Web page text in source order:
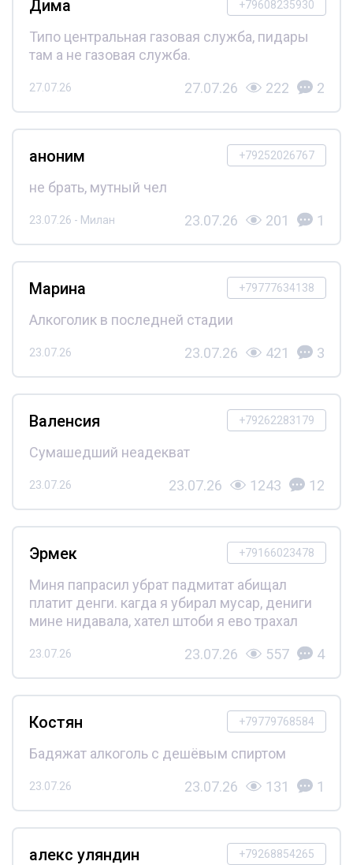
+79608235930
Дима
Типо центральная газовая служба, пидары
там а не газовая служба.
27.07.26 27.07.26 222 2
+79252026767
аноним
не брать, мутный чел
23.07.26 - Милан 23.07.26 201 1
+79777634138
Марина
Алкоголик в последней стадии
23.07.26 23.07.26 421 3
+79262283179
Валенсия
Сумашедший неадекват
23.07.26 23.07.26 1243 12
+79166023478
Эрмек
Миня папрасил убрат падмитат абищал
платит денги. кагда я убирал мусар, дениги
мине нидавала, хател штоби я ево трахал
23.07.26 23.07.26 557 4
+79779768584
Костян
Бадяжат алкоголь с дешёвым спиртом
23.07.26 23.07.26 131 1
+79268854265
алекс уляндин